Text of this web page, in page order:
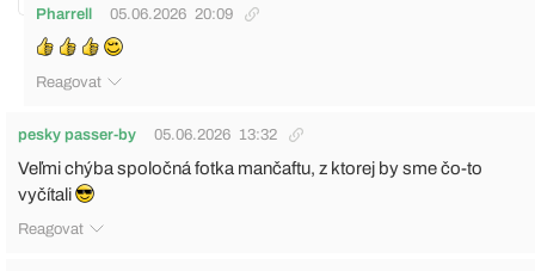
Pharrell 05.06.2026 20:09
Reagovat
pesky passer-by 05.06.2026 13:32
Veľmi chýba spoločná fotka mančaftu, z ktorej by sme čo-to
vyčítali
Reagovat